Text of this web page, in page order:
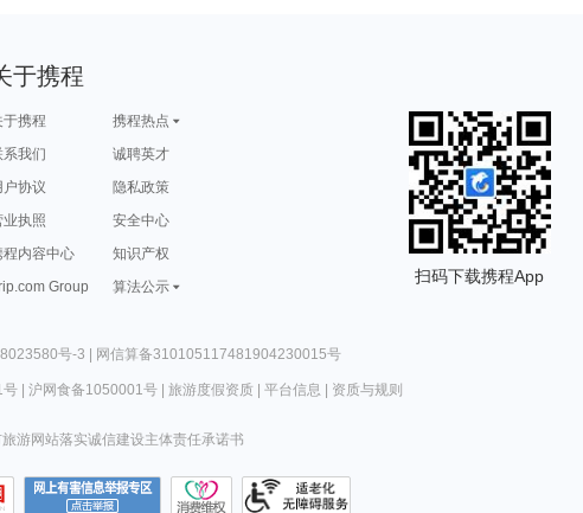
于携程
于携程
携程热点
系我们
诚聘英才
户协议
隐私政策
业执照
安全中心
程内容中心
知识产权
Group
算法公示
扫码下载携程App
号-3 | 网信算备310105117481904230015号
号| 沪网食备1050001号| 旅游度假资质| 平台信息 资质与规则
旅游网站落实诚信建设主体责任承诺书